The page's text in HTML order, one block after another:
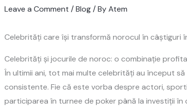
Leave a Comment /Blog/ ByAtem
Celebrități care își transformă norocul în câștiguri
Celebrități și jocurile de noroc: o combinație
În ultimii ani, tot mai multe celebrități au început
consistente. Fie că este vorba despre actori,
participarea în turnee de poker până la investiții